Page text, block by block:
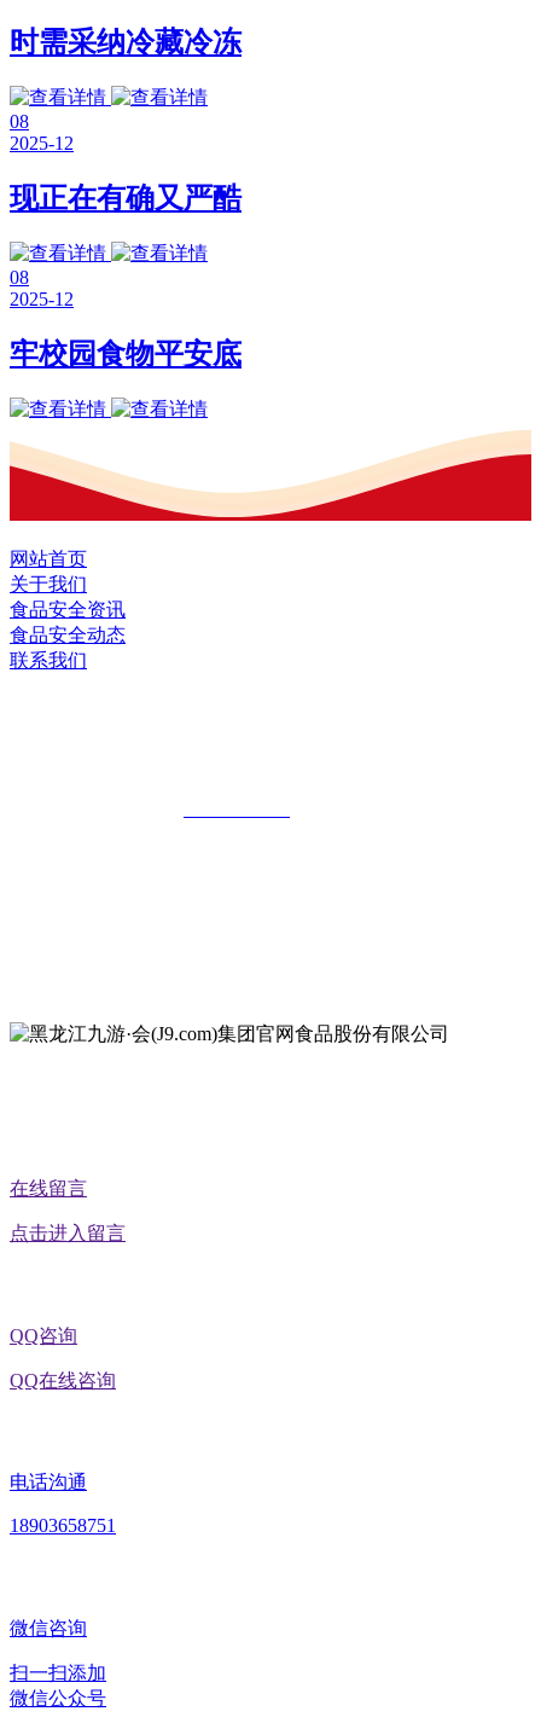
时需采纳冷藏冷冻
08
2025-12
现正在有确又严酷
08
2025-12
牢校园食物平安底
网站首页
关于我们
食品安全资讯
食品安全动态
联系我们
在线留言
点击进入留言
QQ咨询
QQ在线咨询
电话沟通
18903658751
微信咨询
扫一扫添加
微信公众号